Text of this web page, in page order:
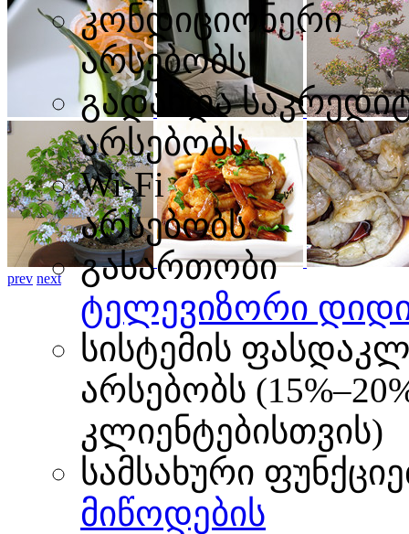
prev next
კონდიციონერი
არსებობს
გადახდა
არსებობს
Wi-Fi
არსებობს
გასართობი
ტელევიზორი
სისტემის
არსებობს
კლიენტებისთვის)
სამსახური
მიწოდების